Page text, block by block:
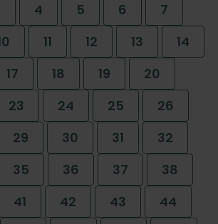
4 5 6
7
11 12 13
14
17 18 19
20
23 24 25
26
29 30 31
32
35 36 37
38
41 42 43
44